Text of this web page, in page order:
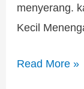
menyerang.
Kecil
Read More »